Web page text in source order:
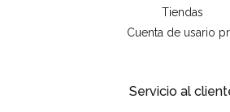
Tiendas
Cuenta de usario
Servicio al